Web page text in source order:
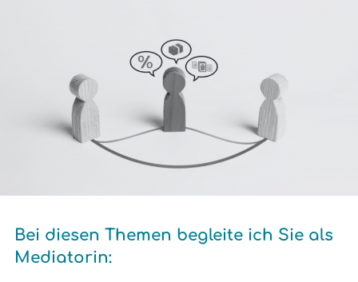
Bei diesen Themen begleite ich Sie als
Mediatorin: